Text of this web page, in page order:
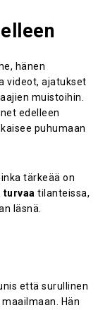
hänen
videot, ajatukset
muistoihin.
edelleen
puhumaan
tärkeää on
turvaa tilanteissa,
läsnä.
että surullinen
Hän